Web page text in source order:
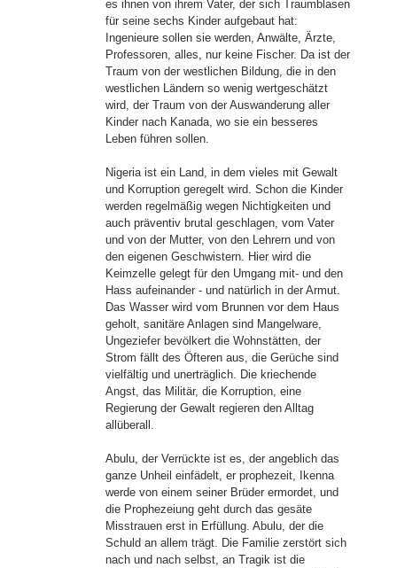
es ihnen von ihrem Vater, der sich Traumblasen
für seine sechs Kinder aufgebaut hat:
Ingenieure sollen sie werden, Anwälte, Ärzte,
Professoren, alles, nur keine Fischer. Da ist der
Traum von der westlichen Bildung, die in den
westlichen Ländern so wenig wertgeschätzt
wird, der Traum von der Auswanderung aller
Kinder nach Kanada, wo sie ein besseres
Leben führen sollen.
Nigeria ist ein Land, in dem vieles mit Gewalt
und Korruption geregelt wird. Schon die Kinder
werden regelmäßig wegen Nichtigkeiten und
auch präventiv brutal geschlagen, vom Vater
und von der Mutter, von den Lehrern und von
den eigenen Geschwistern. Hier wird die
Keimzelle gelegt für den Umgang mit- und den
Hass aufeinander - und natürlich in der Armut.
Das Wasser wird vom Brunnen vor dem Haus
geholt, sanitäre Anlagen sind Mangelware,
Ungeziefer bevölkert die Wohnstätten, der
Strom fällt des Öfteren aus, die Gerüche sind
vielfältig und unerträglich. Die kriechende
Angst, das Militär, die Korruption, eine
Regierung der Gewalt regieren den Alltag
allüberall.
Abulu, der Verrückte ist es, der angeblich das
ganze Unheil einfädelt, er prophezeit, Ikenna
werde von einem seiner Brüder ermordet, und
die Prophezeiung geht durch das gesäte
Misstrauen erst in Erfüllung. Abulu, der die
Schuld an allem trägt. Die Familie zerstört sich
nach und nach selbst, an Tragik ist die